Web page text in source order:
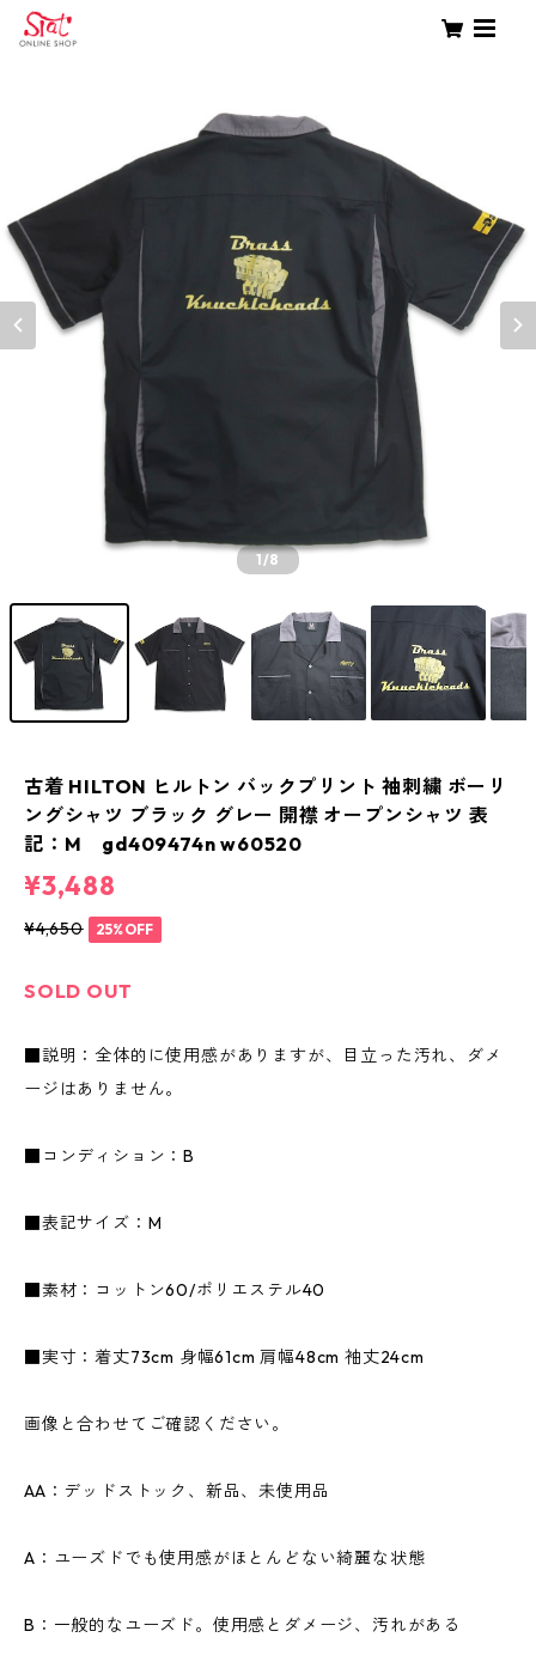
1/8
古着 HILTON ヒルトン バックプリント 袖刺繍 ボーリ
ングシャツ ブラック グレー 開襟 オープンシャツ 表
記：M gd409474n w60520
¥3,488
¥4,650 25%OFF
SOLD OUT
■説明：全体的に使用感がありますが、目立った汚れ、ダメ
ージはありません。
■コンディション：B
■表記サイズ：M
■素材：コットン60/ポリエステル40
■実寸：着丈73cm 身幅61cm 肩幅48cm 袖丈24cm
画像と合わせてご確認ください。
AA：デッドストック、新品、未使用品
A：ユーズドでも使用感がほとんどない綺麗な状態
B：一般的なユーズド。使用感とダメージ、汚れがある